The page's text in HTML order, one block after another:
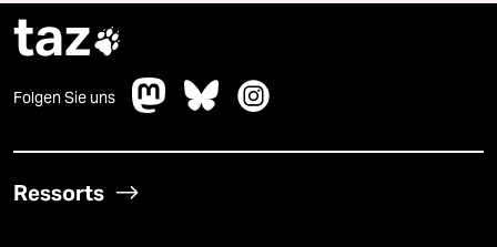
taz
Folgen Sie uns
Ressorts